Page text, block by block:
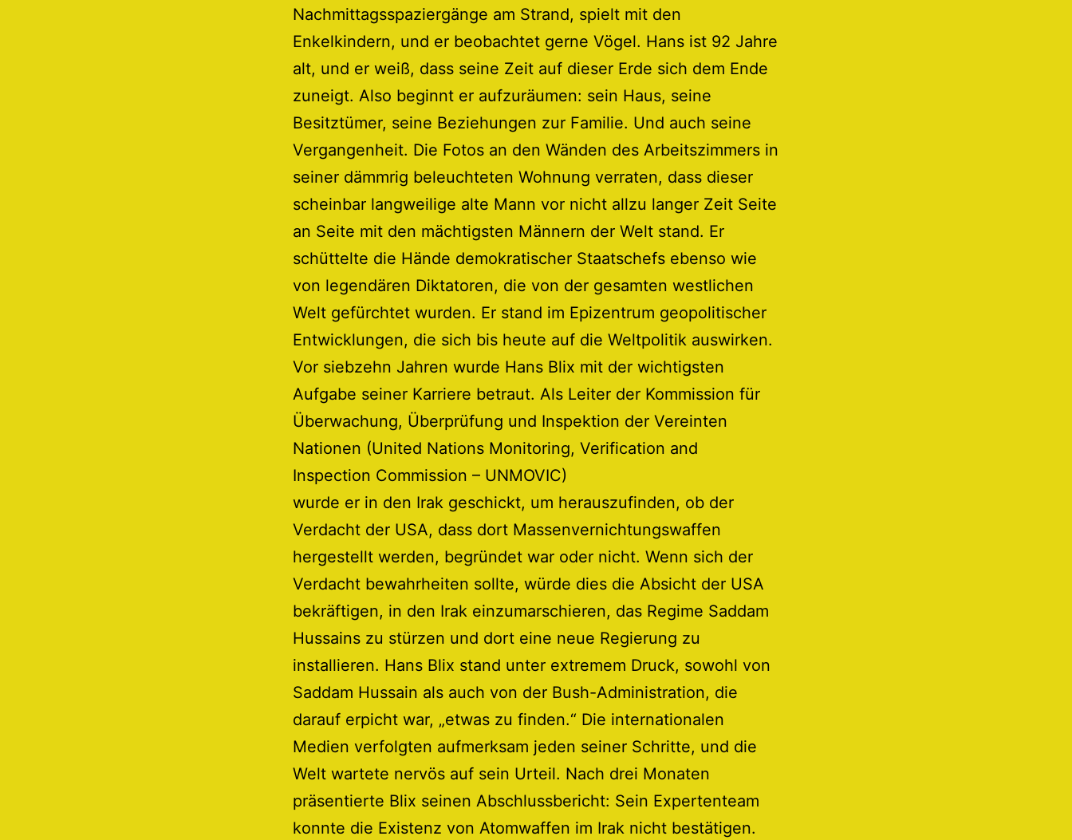
Nachmittagsspaziergänge am Strand, spielt mit den
Enkelkindern, und er beobachtet gerne Vögel. Hans ist 92 Jahre
alt, und er weiß, dass seine Zeit auf dieser Erde sich dem Ende
zuneigt. Also beginnt er aufzuräumen: sein Haus, seine
Besitztümer, seine Beziehungen zur Familie. Und auch seine
Vergangenheit. Die Fotos an den Wänden des Arbeitszimmers in
seiner dämmrig beleuchteten Wohnung verraten, dass dieser
scheinbar langweilige alte Mann vor nicht allzu langer Zeit Seite
an Seite mit den mächtigsten Männern der Welt stand. Er
schüttelte die Hände demokratischer Staatschefs ebenso wie
von legendären Diktatoren, die von der gesamten westlichen
Welt gefürchtet wurden. Er stand im Epizentrum geopolitischer
Entwicklungen, die sich bis heute auf die Weltpolitik auswirken.
Vor siebzehn Jahren wurde Hans Blix mit der wichtigsten
Aufgabe seiner Karriere betraut. Als Leiter der Kommission für
Überwachung, Überprüfung und Inspektion der Vereinten
Nationen (United Nations Monitoring, Verification and
Inspection Commission – UNMOVIC)
wurde er in den Irak geschickt, um herauszufinden, ob der
Verdacht der USA, dass dort Massenvernichtungswaffen
hergestellt werden, begründet war oder nicht. Wenn sich der
Verdacht bewahrheiten sollte, würde dies die Absicht der USA
bekräftigen, in den Irak einzumarschieren, das Regime Saddam
Hussains zu stürzen und dort eine neue Regierung zu
installieren. Hans Blix stand unter extremem Druck, sowohl von
Saddam Hussain als auch von der Bush-Administration, die
darauf erpicht war, „etwas zu finden.“ Die internationalen
Medien verfolgten aufmerksam jeden seiner Schritte, und die
Welt wartete nervös auf sein Urteil. Nach drei Monaten
präsentierte Blix seinen Abschlussbericht: Sein Expertenteam
konnte die Existenz von Atomwaffen im Irak nicht bestätigen.